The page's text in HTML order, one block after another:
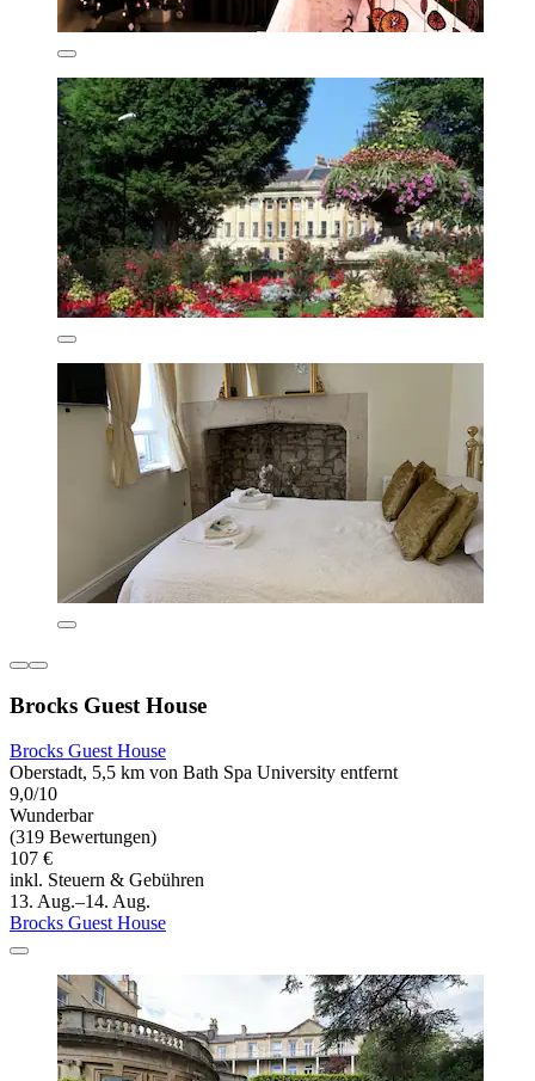
Brocks Guest House
Brocks Guest House
Oberstadt, 5,5 km von Bath Spa University entfernt
9,0/10
Wunderbar
(319 Bewertungen)
107 €
inkl. Steuern & Gebühren
13. Aug.–14. Aug.
Brocks Guest House